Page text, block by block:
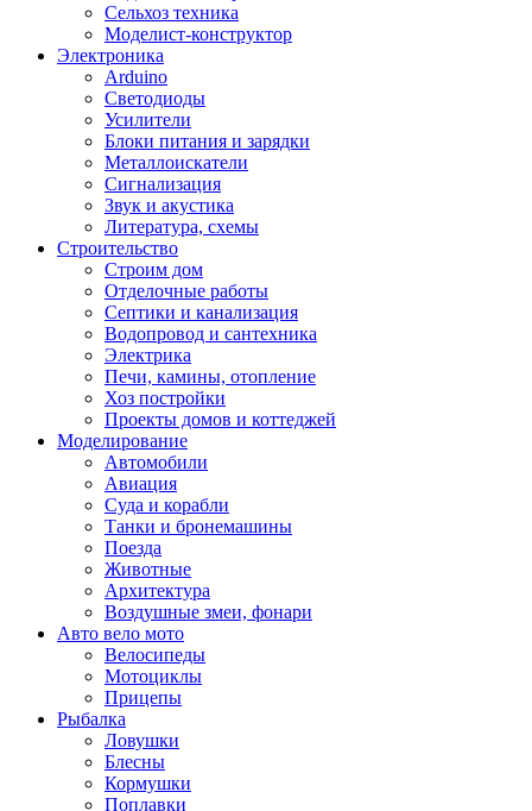
Сельхоз техника
Моделист-конструктор
Электроника
Arduino
Светодиоды
Усилители
Блоки питания и зарядки
Металлоискатели
Сигнализация
Звук и акустика
Литература, схемы
Строительство
Строим дом
Отделочные работы
Септики и канализация
Водопровод и сантехника
Электрика
Печи, камины, отопление
Хоз постройки
Проекты домов и коттеджей
Моделирование
Автомобили
Авиация
Суда и корабли
Танки и бронемашины
Поезда
Животные
Архитектура
Воздушные змеи, фонари
Авто вело мото
Велосипеды
Мотоциклы
Прицепы
Рыбалка
Ловушки
Блесны
Кормушки
Поплавки